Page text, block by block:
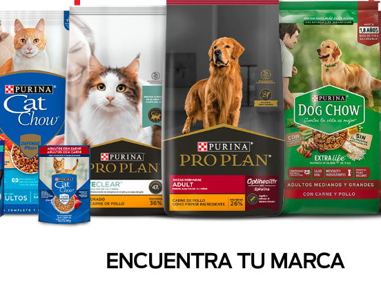
ENCUENTRA TU MARCA